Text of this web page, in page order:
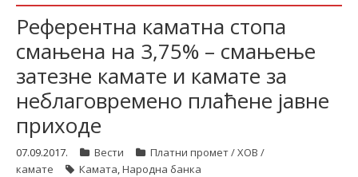
latinica
Референтна каматна стопа
смањена на 3,75% – смањење
затезне камате и камате за
неблаговремено плаћене јавне
приходе
07.09.2017. Вести
Платни промет / ХОВ /
камате
Камата,Народна банка